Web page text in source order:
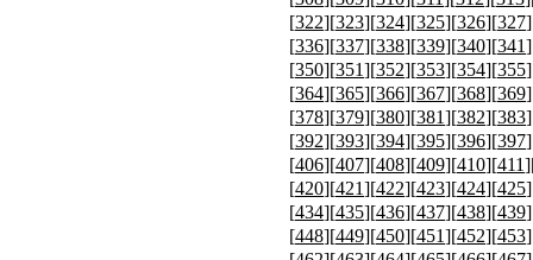
[322][323][324][325][326][327
[336][337][338][339][340][341
[350][351][352][353][354][355
[364][365][366][367][368][369
[378][379][380][381][382][383
[392][393][394][395][396][397
[406][407][408][409][410][411
[420][421][422][423][424][425
[434][435][436][437][438][439
[448][449][450][451][452][453